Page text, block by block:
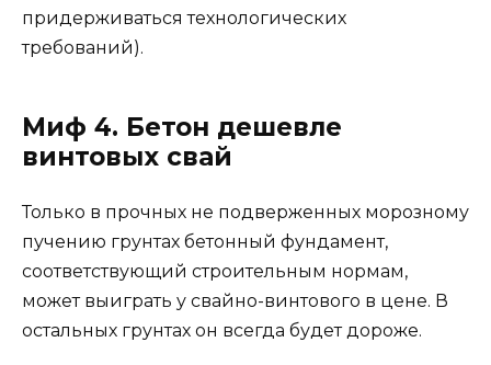
придерживаться технологических
требований).
Миф 4. Бетон дешевле
винтовых свай
Только в прочных не подверженных морозному
пучению грунтах бетонный фундамент,
соответствующий строительным нормам,
может выиграть у свайно-винтового в цене. В
остальных грунтах он всегда будет дороже.